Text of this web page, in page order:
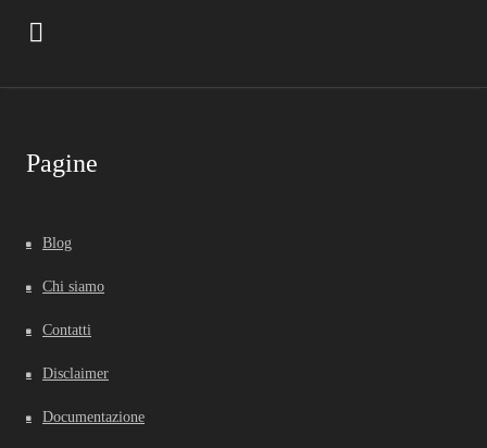
Pagine
Blog
Chi siamo
Contatti
Disclaimer
Documentazione